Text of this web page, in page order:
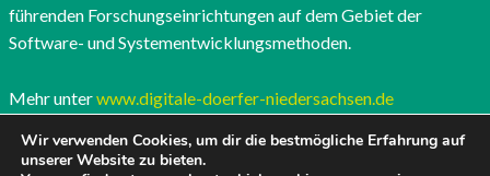
führenden Forschungseinrichtungen auf dem Gebiet der
Software- und Systementwicklungsmethoden.
Mehr unterwww.digitale-doerfer-niedersachsen.de
Wir verwenden Cookies, um dir die bestmögliche Erfahrung auf
unserer Website zu bieten.